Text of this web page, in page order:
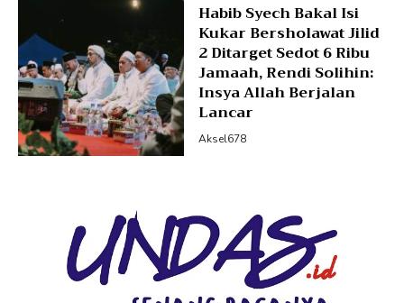
Habib Syech Bakal Isi
Kukar Bersholawat Jilid
2 Ditarget Sedot 6 Ribu
Jamaah, Rendi Solihin:
Insya Allah Berjalan
Lancar
Aksel678